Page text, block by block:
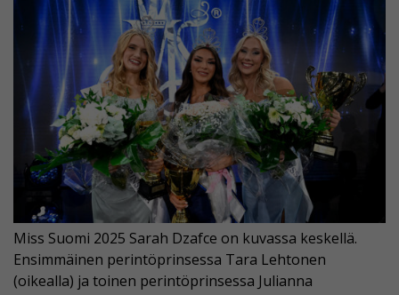
Miss Suomi 2025 Sarah Dzafce on kuvassa keskellä.
Ensimmäinen perintöprinsessa Tara Lehtonen
(oikealla) ja toinen perintöprinsessa Julianna